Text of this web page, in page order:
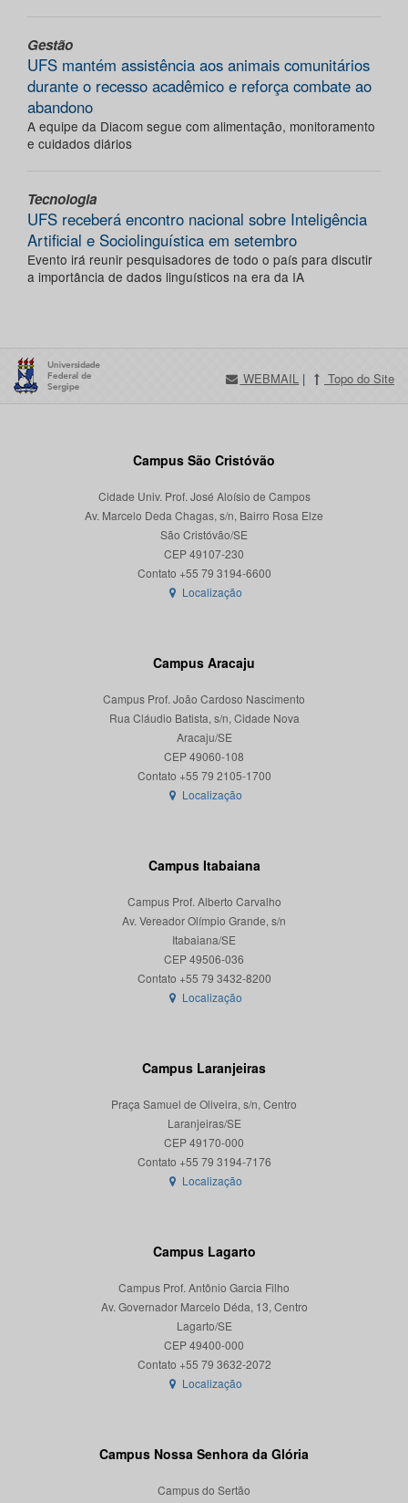
Gestão
UFS mantém assistência aos animais comunitários
durante o recesso acadêmico e reforça combate ao
abandono
A equipe da Diacom segue com alimentação, monitoramento
e cuidados diários
Tecnologia
UFS receberá encontro nacional sobre Inteligência
Artificial e Sociolinguística em setembro
Evento irá reunir pesquisadores de todo o país para discutir
a importância de dados linguísticos na era da IA
WEBMAIL | Topo do Site
Campus São Cristóvão
Cidade Univ. Prof. José Aloísio de Campos
Av. Marcelo Deda Chagas, s/n, Bairro Rosa Elze
São Cristóvão/SE
CEP 49107-230
Localização
Campus Aracaju
Campus Prof. João Cardoso Nascimento
Rua Cláudio Batista, s/n, Cidade Nova
Aracaju/SE
CEP 49060-108
Localização
Campus Itabaiana
Campus Prof. Alberto Carvalho
Av. Vereador Olímpio Grande, s/n
Itabaiana/SE
CEP 49506-036
Localização
Campus Laranjeiras
Praça Samuel de Oliveira, s/n, Centro
Laranjeiras/SE
CEP 49170-000
Localização
Campus Lagarto
Campus Prof. Antônio Garcia Filho
Av. Governador Marcelo Déda, 13, Centro
Lagarto/SE
CEP 49400-000
Localização
Campus Nossa Senhora da Glória
Campus do Sertão